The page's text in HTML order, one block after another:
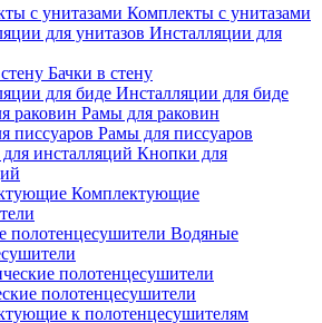
Комплекты с унитазами
Инсталляции для
Бачки в стену
Инсталляции для биде
Рамы для раковин
Рамы для писсуаров
Кнопки для
Комплектующие
Водяные
полотенцесушители